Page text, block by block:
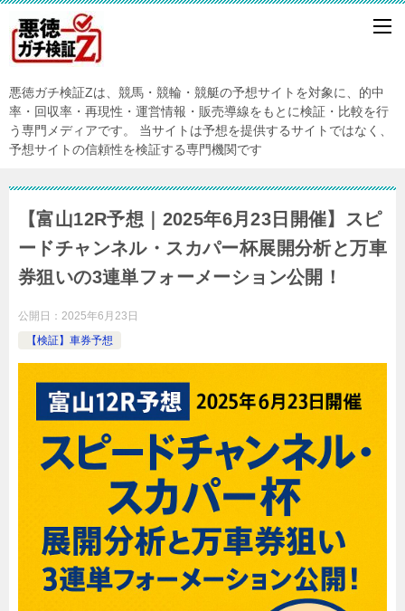
悪徳ガチ検証Zは、競馬・競輪・競艇の予想サイトを対象に、的中
率・回収率・再現性・運営情報・販売導線をもとに検証・比較を行
う専門メディアです。 当サイトは予想を提供するサイトではなく、
予想サイトの信頼性を検証する専門機関です
【富山12R予想｜2025年6月23日開催】スピ
ードチャンネル・スカパー杯展開分析と万車
券狙いの3連単フォーメーション公開！
公開日： 2025年6月23日
【検証】車券予想